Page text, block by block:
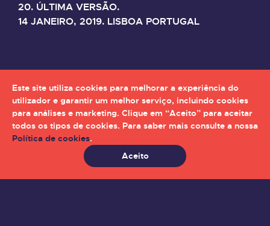
20. ÚLTIMA VERSÃO.
14 JANEIRO, 2019. LISBOA PORTUGAL
Este site utiliza cookies para melhorar a experiência do
utilizador e garantir um melhor serviço, incluindo cookies
para análises e marketing. Clique em “Aceito” para aceitar
todos os tipos de cookies. Para saber mais consulte a nossa
Política de cookies.
Aceito